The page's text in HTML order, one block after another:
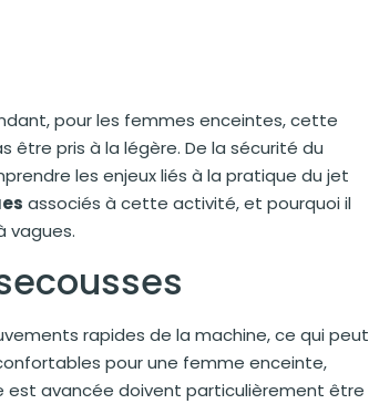
pour les femmes enceintes, cette
être pris à la légère. De la sécurité du
les enjeux liés à la pratique du jet
associés à cette activité, et pourquoi il
vagues.
rapides de la machine, ce qui peut
pour une femme enceinte,
est avancée doivent particulièrement être